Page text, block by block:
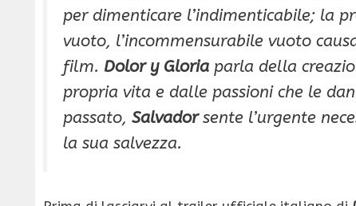
per dimenticare l’indimenticabile; la
vuoto, l’incommensurabile vuoto
film. Dolor y Gloria parla della
propria vita e dalle passioni che le
passato, Salvadorsente l’urgente
la sua salvezza.